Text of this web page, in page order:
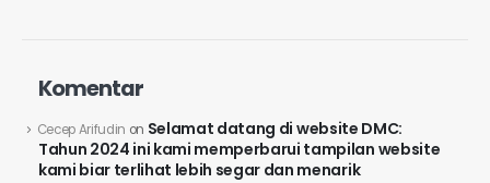
Komentar
Cecep Arifudin on Selamat datang di website DMC:
Tahun 2024 ini kami memperbarui tampilan website
kami biar terlihat lebih segar dan menarik
DKI Jakarta, 13150
Kontak Kami
HOTLINE